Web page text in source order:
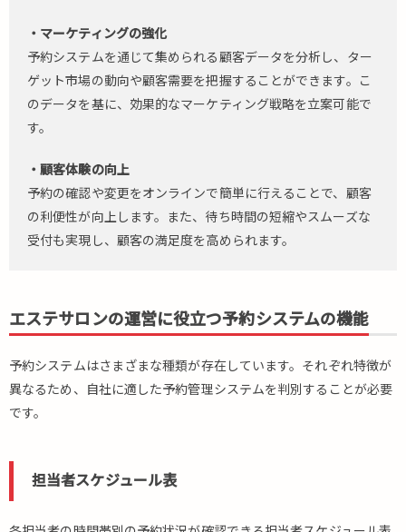
・マーケティングの強化
予約システムを通じて集められる顧客データを分析し、ター
ゲット市場の動向や顧客需要を把握することができます。こ
のデータを基に、効果的なマーケティング戦略を立案可能で
す。
・顧客体験の向上
予約の確認や変更をオンラインで簡単に行えることで、顧客
の利便性が向上します。また、待ち時間の短縮やスムーズな
受付も実現し、顧客の満足度を高められます。
エステサロンの運営に役立つ予約システムの機能
予約システムはさまざまな種類が存在しています。それぞれ特徴が
異なるため、自社に適した予約管理システムを判別することが必要
です。
担当者スケジュール表